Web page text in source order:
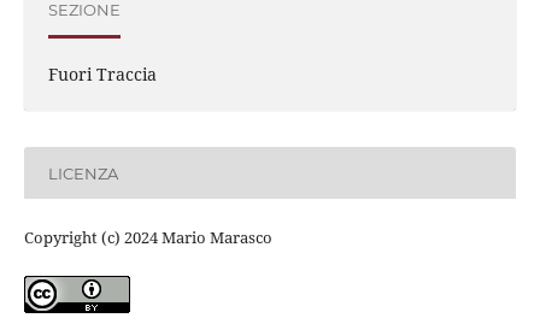
SEZIONE
Fuori Traccia
LICENZA
Copyright (c) 2024 Mario Marasco